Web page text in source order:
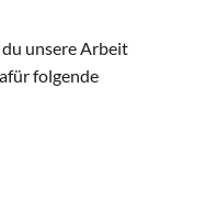
unsere Arbeit
folgende